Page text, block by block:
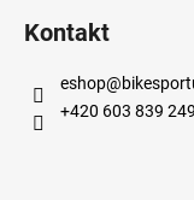
Kontakt
eshop@
+420 603 839 249